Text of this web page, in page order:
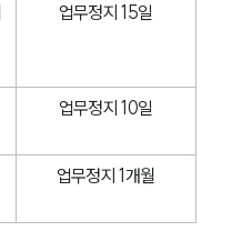
업무정지 15일
업무정지 10일
업무정지 1개월